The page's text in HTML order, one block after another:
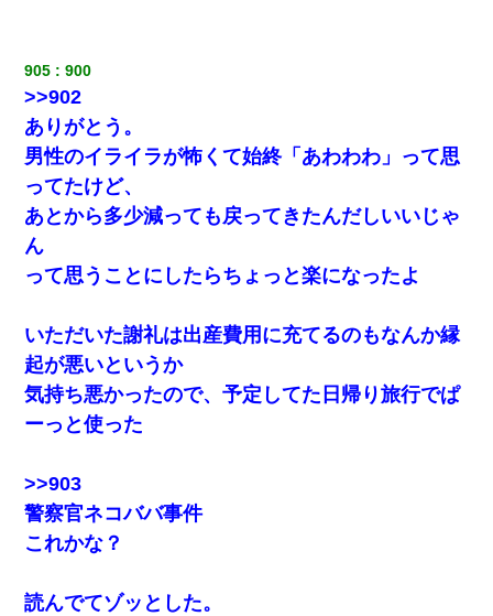
だ！」私「いいけど弁護士通して。私も請求する」夫「」
【悲報】お風呂で父親と姉が完全に行為してるんだが...
彼女にプロポーズしてOK貰った俺、告げられた結婚条件にブチ切
れて無事婚約破棄・・・
夫に癌の余命宣告。その闘病中に長女から信じられない言葉を受
けた
【悲報】嫁がワイのこと嫌いっぽいから単身赴任した結果
「お前の父ちゃんは自宅警備員」とかからかわれたけど、実はと
んでもない仕事に就いていた
立つし、すぐ見つかるかもしれません』→ 数時間後・・警察『××
さんご存じですか？』
夫に癌の余命宣告。その闘病中に長女から信じられない言葉を受
905 900
>>902
ありがとう。
男性のイライラが怖くて始終「あわわわ」って思
ってたけど、
あとから多少減っても戻ってきたんだしいいじゃ
ん
って思うことにしたらちょっと楽になったよ
いただいた謝礼は出産費用に充てるのもなんか縁
起が悪いというか
気持ち悪かったので、予定してた日帰り旅行でぱ
ーっと使った
>>903
警察官ネコババ事件
これかな？
読んでてゾッとした。